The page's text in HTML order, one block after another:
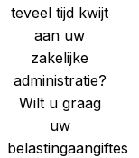
teveel tijd kwijt
aan uw
zakelijke
administratie?
Wilt u graag
uw
belastingaangiftes